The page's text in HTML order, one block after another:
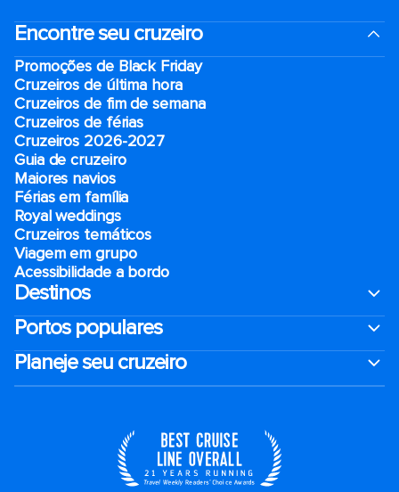
Encontre seu cruzeiro
Promoções de Black Friday
Cruzeiros de última hora
Cruzeiros de fim de semana
Cruzeiros de férias
Cruzeiros 2026-2027
Guia de cruzeiro
Maiores navios
Férias em família
Royal weddings
Cruzeiros temáticos
Viagem em grupo
Acessibilidade a bordo
Destinos
Portos populares
Planeje seu cruzeiro